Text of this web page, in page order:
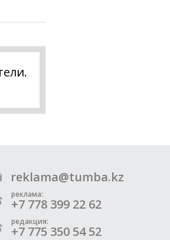
reklama@tumba.kz
реклама:
+7 778 399 22 62
редакция:
+7 775 350 54 52